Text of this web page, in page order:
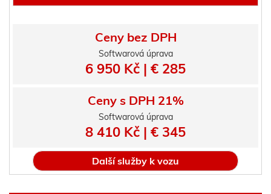
Ceny bez DPH
Softwarová úprava
6 950 Kč | € 285
Ceny s DPH 21%
Softwarová úprava
8 410 Kč | € 345
Další služby k vozu